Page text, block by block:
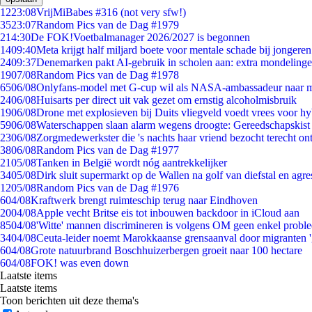
1223:08VrijMiBabes #316 (not very sfw!)
3523:07Random Pics van de Dag #1979
214:30De FOK!Voetbalmanager 2026/2027 is begonnen
1409:40Meta krijgt half miljard boete voor mentale schade bij jongeren
2409:37Denemarken pakt AI-gebruik in scholen aan: extra
1907/08Random Pics van de Dag #1978
6506/08Onlyfans-model met G-cup wil als NASA-ambassadeur naar
2406/08Huisarts per direct uit vak gezet om ernstig alcoholmisbruik
1906/08Drone met explosieven bij Duits vliegveld voedt vrees voor
5906/08Waterschappen slaan alarm wegens droogte:
2306/08Zorgmedewerkster die 's nachts haar vriend bezocht terecht
3806/08Random Pics van de Dag #1977
2105/08Tanken in België wordt nóg aantrekkelijker
3405/08Dirk sluit supermarkt op de Wallen na golf van diefstal en
1205/08Random Pics van de Dag #1976
604/08Kraftwerk brengt ruimteschip terug naar Eindhoven
2004/08Apple vecht Britse eis tot inbouwen backdoor in iCloud aan
8504/08'Witte' mannen discrimineren is volgens OM geen enkel
3404/08Ceuta-leider noemt Marokkaanse grensaanval door migranten
604/08Grote natuurbrand Boschhuizerbergen groeit naar 100 hectare
604/08FOK! was even down
Laatste items
Laatste items
Toon berichten uit deze thema's